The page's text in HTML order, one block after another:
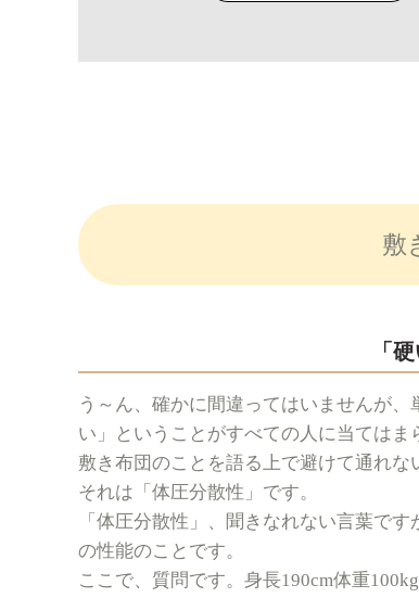
敷
「
う～ん、確かに間違ってはいませんが
い」ということがすべての人に当てはま
敷き布団のことを語る上で避けて通れな
それは「体圧分散性」です。
「体圧分散性」、聞きなれない言葉で
の性能のことです。
ここで、質問です。身長190cm体重